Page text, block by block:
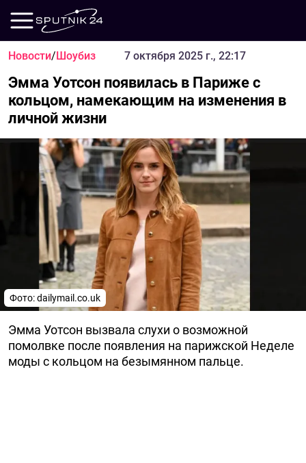
Новости/Шоубиз 7 октября 2025 г., 22:17
Эмма Уотсон появилась в Париже с
кольцом, намекающим на изменения в
личной жизни
Фото: dailymail.co.uk
Эмма Уотсон вызвала слухи о возможной
помолвке после появления на парижской Неделе
моды с кольцом на безымянном пальце.